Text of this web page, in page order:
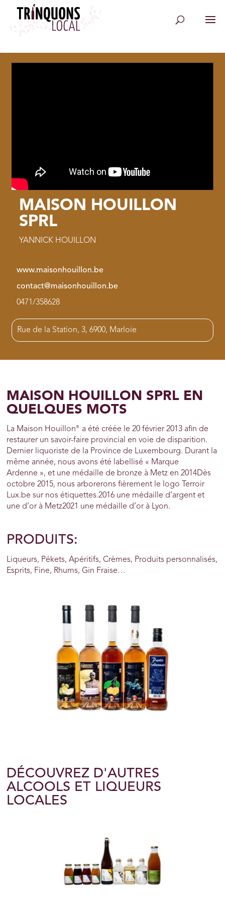
MAISON HOUILLON
SPRL
YANNICK HOUILLON
www.maisonhouillon.be
contact@maisonhouillon.be
0471/358628
Rue de la Station, 3, 6900, Marloie
MAISON HOUILLON SPRL EN
QUELQUES MOTS
La Maison Houillon®
a été créée le 20 février 2013 afin de
restaurer un savoir-faire provincial en voie de disparition.
Dernier liquoriste de la Province de Luxembourg. Durant la
même année, nous avons été labellisé « Marque
Ardenne », et une médaille de bronze à Metz en 2014Dès
octobre 2015, nous arborerons fièrement le logo Terroir
Lux.be sur nos étiquettes.2016 une médaille d’argent et
une d’or à Metz2021 une médaille d’or à Lyon.
PRODUITS:
Liqueurs, Pékets, Apéritifs, Crèmes, Produits personnalisés,
Esprits, Fine, Rhums, Gin Fraise…
DÉCOUVREZ D'AUTRES
ALCOOLS ET LIQUEURS
LOCALES